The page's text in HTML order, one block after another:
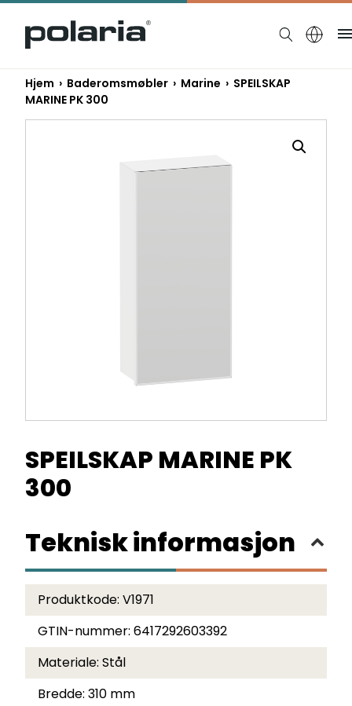
https://polaria.fi/name
Hjem › Baderomsmøbler › Marine › SPEILSKAP
MARINE PK 300
SPEILSKAP MARINE PK
300
Teknisk informasjon
Produktkode: V1971
GTIN-nummer: 6417292603392
Materiale: Stål
Bredde: 310 mm